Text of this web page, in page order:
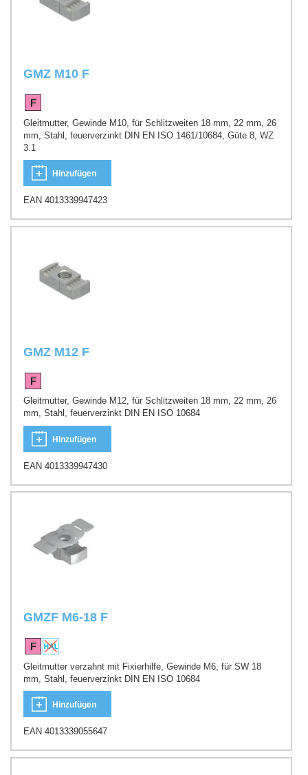
GMZ M10 F
Gleitmutter, Gewinde M10, für Schlitzweiten 18 mm, 22 mm, 26
mm, Stahl, feuerverzinkt DIN EN ISO 1461/10684, Güte 8, WZ
3.1
Hinzufügen
EAN 4013339947423
GMZ M12 F
Gleitmutter, Gewinde M12, für Schlitzweiten 18 mm, 22 mm, 26
mm, Stahl, feuerverzinkt DIN EN ISO 10684
Hinzufügen
EAN 4013339947430
GMZF M6-18 F
Gleitmutter verzahnt mit Fixierhilfe, Gewinde M6, für SW 18
mm, Stahl, feuerverzinkt DIN EN ISO 10684
Hinzufügen
EAN 4013339055647